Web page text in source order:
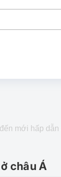
mới hấp
châu Á